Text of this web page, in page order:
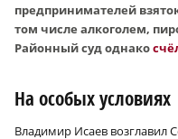
предпринимателей
том числе алкоголем,
Районный суд однако
На особых условиях
Владимир Исаев возглавил